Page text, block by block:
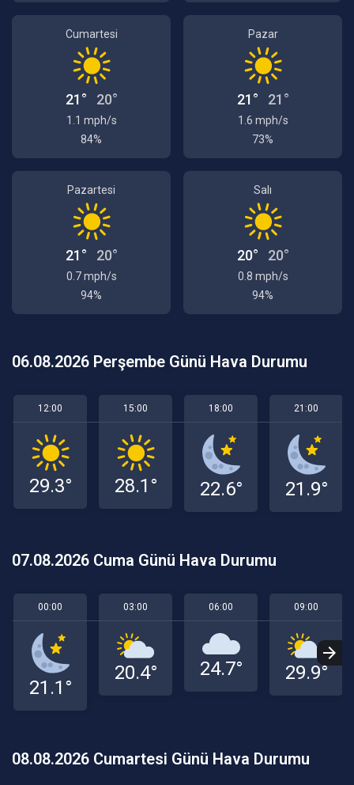
Cumartesi
21° 20°
1.1 mph/s
84%
Pazar
21° 21°
1.6 mph/s
73%
Pazartesi
21° 20°
0.7 mph/s
94%
Salı
20° 20°
0.8 mph/s
94%
06.08.2026 Perşembe Günü Hava Durumu
12:00
29.3°
15:00
28.1°
18:00
22.6°
21:00
21.9°
07.08.2026 Cuma Günü Hava Durumu
00:00
21.1°
03:00
20.4°
06:00
24.7°
09:00
29.9°
08.08.2026 Cumartesi Günü Hava Durumu